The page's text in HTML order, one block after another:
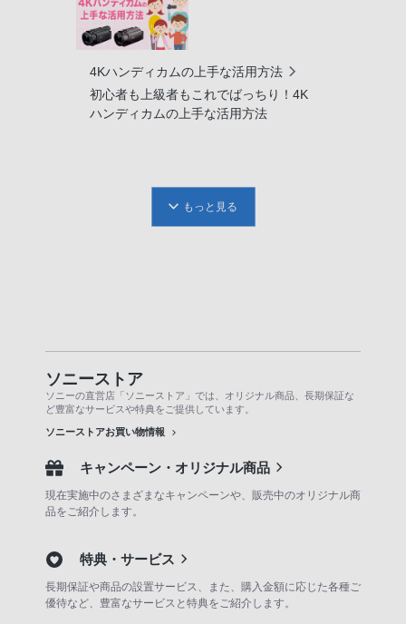
4Kハンディカムの上手な活用方法
初心者も上級者もこれでばっちり！4K
ハンディカムの上手な活用方法
もっと見る
ソニーストア
ソニーの直営店「ソニーストア」では、オリジナル商品、長期保証な
ど豊富なサービスや特典をご提供しています。
ソニーストアお買い物情報
キャンペーン・オリジナル商品
現在実施中のさまざまなキャンペーンや、販売中のオリジナル商
品をご紹介します。
特典・サービス
長期保証や商品の設置サービス、また、購入金額に応じた各種ご
優待など、豊富なサービスと特典をご紹介します。